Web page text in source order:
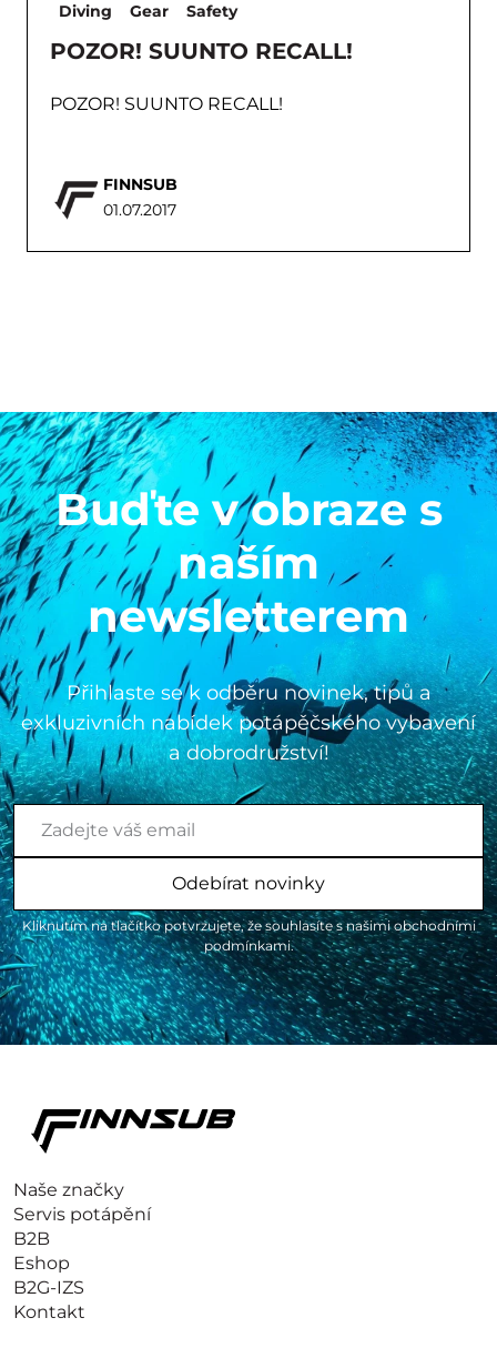
Diving Gear Safety
POZOR! SUUNTO RECALL!
POZOR! SUUNTO RECALL!
FINNSUB
01.07.2017
Buďte v obraze s
naším
newsletterem
Přihlaste se k odběru novinek, tipů a
exkluzivních nabídek potápěčského vybavení
a dobrodružství!
Odebírat novinky
Kliknutím na tlačítko potvrzujete, že souhlasíte s našimi obchodními
podmínkami.
Naše značky
Servis potápění
B2B
Eshop
B2G-IZS
Kontakt